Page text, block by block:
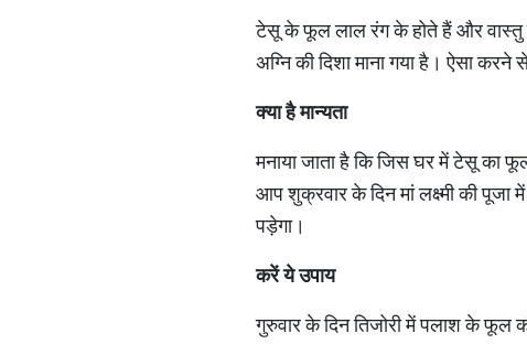
टेसू के फूल लाल रंग के होते हैं और वास्तु
अग्नि की दिशा माना गया है। ऐसा
क्या है मान्यता
मनाया जाता है कि जिस घर में टेसू का
आप शुक्रवार के दिन मां लक्ष्मी की
पड़ेगा।
करें ये उपाय
गुरुवार के दिन तिजोरी में पलाश के